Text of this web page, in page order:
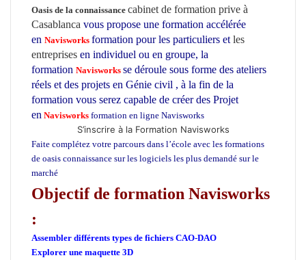
Oasis de la connaissance cabinet de formation prive à
Casablanca vous propose une formation accélérée
en Navisworks formation pour les particuliers et les
entreprises en individuel ou en groupe, la
formation Navisworks se déroule sous forme des ateliers
réels et des projets en Génie civil , à la fin de la
formation vous serez capable de créer des Projet
en Navisworks formation en ligne Navisworks
S’inscrire à la Formation Navisworks
Faite complétez votre parcours dans l’école avec les formations
de oasis connaissance sur les logiciels les plus demandé sur le
marché
Objectif de formation Navisworks
:
Assembler différents types de fichiers CAO-DAO
Explorer une maquette 3D